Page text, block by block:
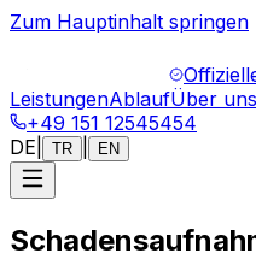
Zum Hauptinhalt springen
LeistungenAblaufÜber uns
+49 151 12545454
DE
TR EN